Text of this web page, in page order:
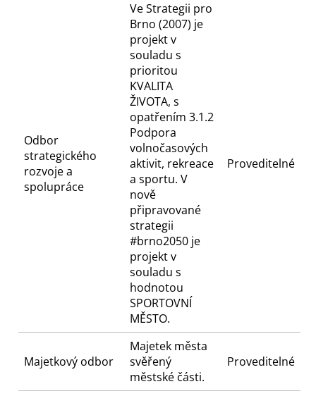
Odbor
strategického
rozvoje a
spolupráce
Ve Strategii pro
Brno (2007) je
projekt v
souladu s
prioritou
KVALITA
ŽIVOTA, s
opatřením 3.1.2
Podpora
volnočasových
aktivit, rekreace
a sportu. V
nově
připravované
strategii
#brno2050 je
projekt v
souladu s
hodnotou
SPORTOVNÍ
MĚSTO.
Proveditelné
Majetkový odbor
Majetek města
svěřený
městské části.
Proveditelné